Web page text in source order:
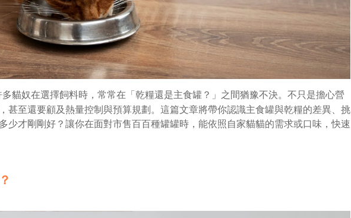
多貓奴在選擇飼料時，常常在「乾糧還是主食罐？」之間猶豫不決。不只是擔心營
甚至還要顧及熱量控制與預算規劃。這篇文章將帶你認識主食罐與乾糧的差異、挑
少才剛剛好？讓你在面對市售百百種罐罐時，能依照自家貓貓的需求或口味，快速